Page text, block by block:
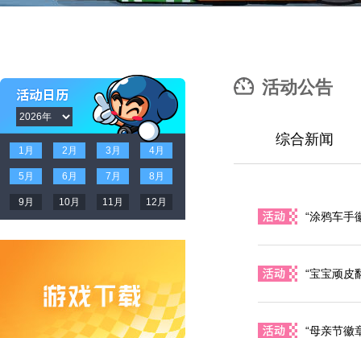
1月 2月 3月 4月
5月 6月 7月 8月
9月 10月 11月 12月
活动公告
综合新闻
“涂鸦车手
“宝宝顽皮
“母亲节徽